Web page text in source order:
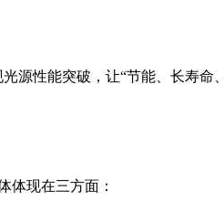
性能突破，让“节能、长寿命
现在三方面：